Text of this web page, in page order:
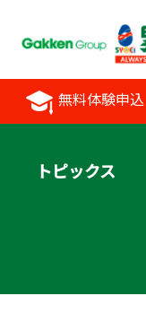
無料体験申込
トピックス